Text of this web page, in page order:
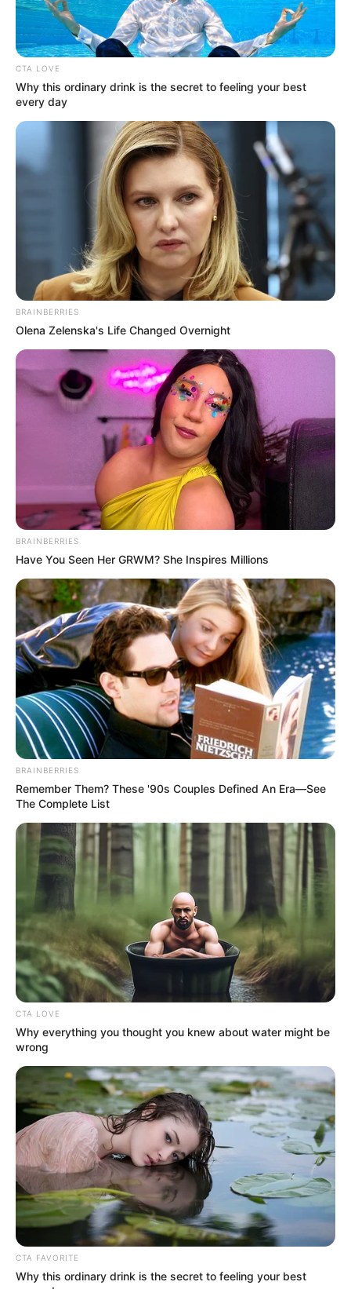
CTA LOVE
Why this ordinary drink is the secret to feeling your best
every day
BRAINBERRIES
Olena Zelenska's Life Changed Overnight
BRAINBERRIES
Have You Seen Her GRWM? She Inspires Millions
BRAINBERRIES
Remember Them? These '90s Couples Defined An Era—See
The Complete List
CTA LOVE
Why everything you thought you knew about water might be
wrong
CTA FAVORITE
Why this ordinary drink is the secret to feeling your best